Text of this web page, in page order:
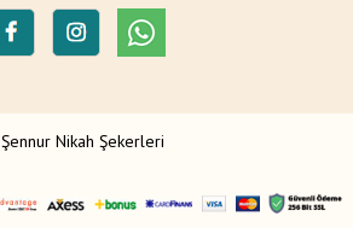
Şennur Nikah Şekerleri